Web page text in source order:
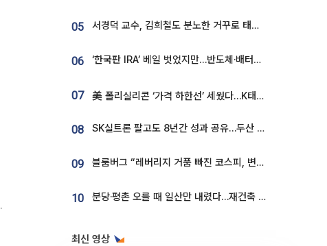
05 서경덕 교수, 김희철도 분노한 거꾸로 태극기⋯"엉터리는 아냐, 아쉬울 뿐"
06 ‘한국판 IRA’ 베일 벗었지만…반도체·배터리 업계 “시행령이 관건”
07 美 폴리실리콘 ‘가격 하한선’ 세웠다…K태양광 수혜 기대
08 SK실트론 팔고도 8년간 성과 공유…두산 인수대금 2.3조가 끝 아냐
09 블룸버그 “레버리지 거품 빠진 코스피, 변동성 최악 국면 지났을 가능성”
10 분당·평촌 오를 때 일산만 내렸다…재건축 기대감도 ‘무색’
최신 영상